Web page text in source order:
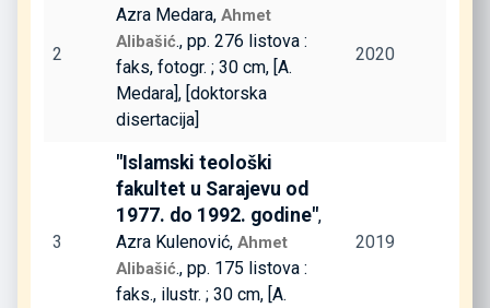
2
Azra Medara, Ahmet
Alibašić., pp. 276 listova :
faks, fotogr. ; 30 cm, [A.
Medara], [doktorska
disertacija]
2020
3
"Islamski teološki
fakultet u Sarajevu od
1977. do 1992. godine",
Azra Kulenović, Ahmet
Alibašić., pp. 175 listova :
faks., ilustr. ; 30 cm, [A.
2019